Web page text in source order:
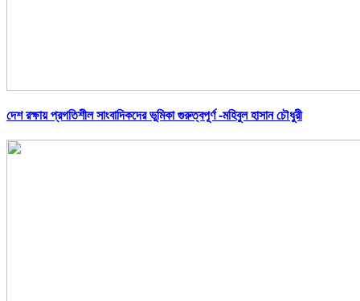
দেশ রক্ষায় প্রগতিশীল সাংবাদিকদের ভুমিকা গুরুত্বপূর্ণ -মহিবুল হাসান চৌধুরী